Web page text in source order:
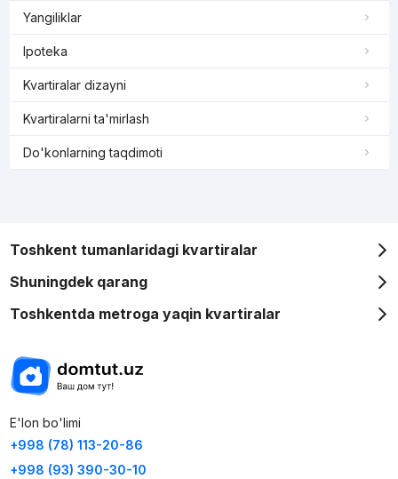
Yangiliklar
Ipoteka
Kvartiralar dizayni
Kvartiralarni ta'mirlash
Do'konlarning taqdimoti
Toshkent tumanlaridagi kvartiralar
Shuningdek qarang
Toshkentda metroga yaqin kvartiralar
E'lon bo'limi
+998 (78) 113-20-86
+998 (93) 390-30-10